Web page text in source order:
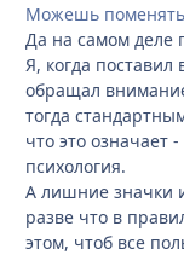
Можешь поменять
Да на самом деле
Я, когда
обращал
тогда
что это
психология.
А лишние значки
разве что в
этом, чтоб все